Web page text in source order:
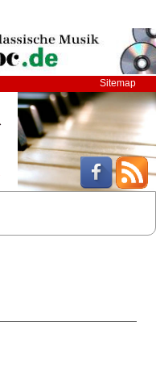
Sitemap